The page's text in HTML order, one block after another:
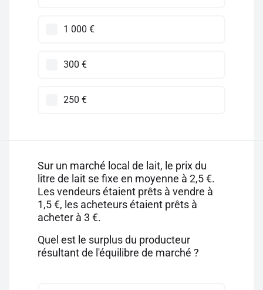
1 000 €
300 €
250 €
Sur un marché local de lait, le prix du
litre de lait se fixe en moyenne à 2,5 €.
Les vendeurs étaient prêts à vendre à
1,5 €, les acheteurs étaient prêts à
acheter à 3 €.
Quel est le surplus du producteur
résultant de l'équilibre de marché ?